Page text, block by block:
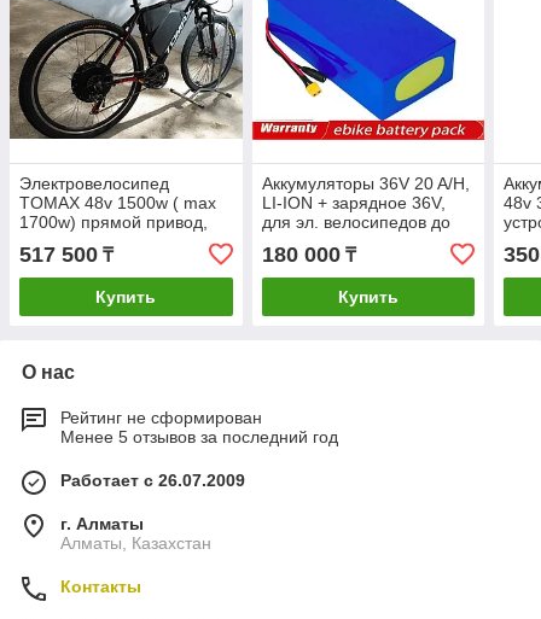
Электровелосипед
TOMAX 48v 1500w ( max
1700w) прямой привод,
аккум. Li-ion 48v 28.8 A/H.
Рама 21". Кол. 28"
517 500 ₸
Купить
Аккумуляторы 36V 20 A/H,
LI-ION + зарядное 36V,
для эл. велосипедов до
180 000₸
Купить
48v
О нас
Рейтинг не сформирован
Менее 5 отзывов за последний год
Работает с 26.07.2009
г. Алматы
Алматы, Казахстан
Контакты